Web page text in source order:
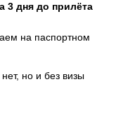
3 дня до прилёта
на паспортном
но и без визы